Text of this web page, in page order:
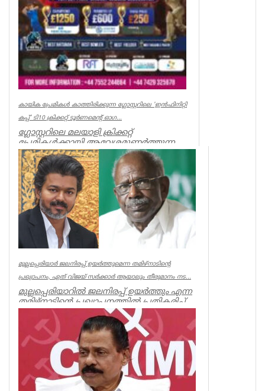
കായിക പ്രേമികള്‍ കാത്തിരിക്കുന്ന ഗ്ലോസ്റ്ററിലെ 'ഇന്‍ഫിനിറ്റി
കപ്പ്' ടി10 ക്രിക്കറ്റ് ടൂര്‍ണമെന്റ് ഓഗ...
ഗ്ലോസ്റ്ററിലെ മലയാളി ക്രിക്കറ്റ്
പ്രേമികള്‍ക്കായി ആവേശമുണര്‍ത്തുന്ന
'ഇന്‍ഫിനിറ്റി കപ്പ് - സീസണ്‍ 3'...
Associations
മുല്ലപ്പെരിയാർ ജലനിരപ്പ് ഉയർത്തുമെന്ന തമിഴ്നാടിന്റെ
പ്രഖ്യാപനം, ഏത് വിജയ് സർക്കാർ ആയാലും തീരുമാനം നട...
മുല്ലപ്പെരിയാറിൽ ജലനിരപ്പ് ഉയർത്തും എന്ന
തമിഴ്നാടിന്റെ പ്രഖ്യാപനത്തിൽ പ്രതികരിച്ച്
മുൻമന്ത്രി എം എം...
Kerala